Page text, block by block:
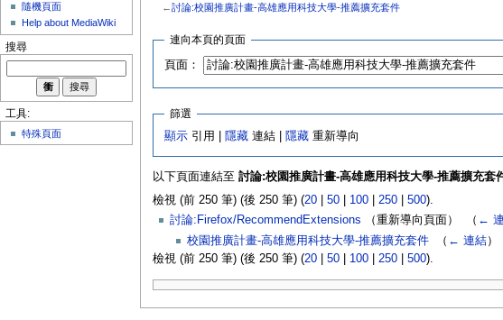
←討論:校園推廣計畫-高雄應用科技大學-推薦擴充套件
連向本頁的頁面
頁面：
篩選
顯示 引用 | 隱藏 連結 | 隱藏 重新導向
以下頁面連結至 討論:校園推廣計畫-高雄應用科技大學-推薦擴充套
檢視 (前 250 筆) (後 250 筆) (20| 50| 100| 250| 500).
討論:Firefox/RecommendExtensions （重新導向頁面） ‎ （ ←
校園推廣計畫-高雄應用科技大學-推薦擴充套件‎ （ ← 連結）
檢視 (前 250 筆) (後 250 筆) (20| 50| 100| 250| 500).
隨機頁面
Help about MediaWiki
搜尋
工具:
特殊頁面